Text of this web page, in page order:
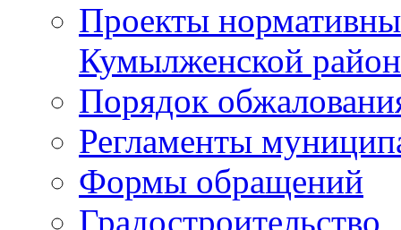
Проекты
Кумылженской
Порядок
Регламенты
Формы обращений
Градостроительство